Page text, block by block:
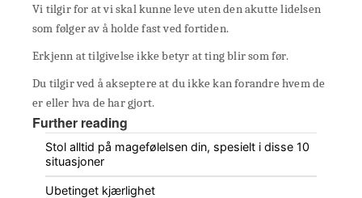
Vi tilgir for at vi skal kunne leve uten den akutte lidelsen
som følger av å holde fast ved fortiden.
Erkjenn at tilgivelse ikke betyr at ting blir som før.
Du tilgir ved å akseptere at du ikke kan forandre hvem de
er eller hva de har gjort.
Further reading
Stol alltid på magefølelsen din, spesielt i disse 10
situasjoner
Ubetinget kjærlighet